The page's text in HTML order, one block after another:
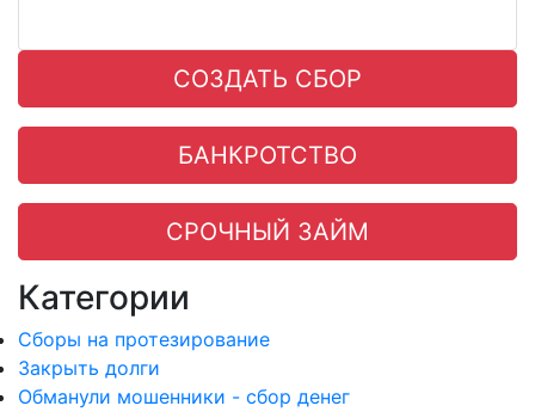
СОЗДАТЬ СБОР
БАНКРОТСТВО
СРОЧНЫЙ ЗАЙМ
Категории
Сборы на протезирование
Закрыть долги
Обманули мошенники - сбор денег